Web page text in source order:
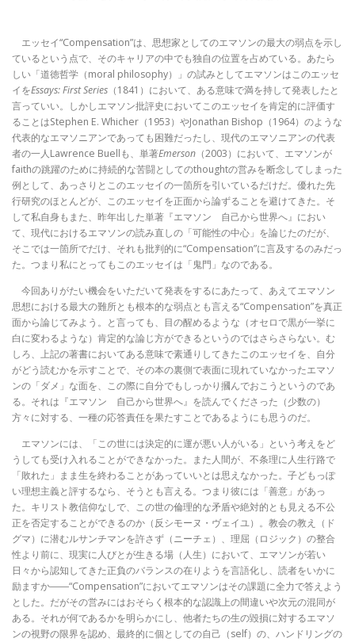
エッセイ“Compensation”は、思想家としてのエマソンの最大の弱点を示し
ているという点で、そのキャリアの中でも独自の位置を占めている。あたら
しい「道徳哲学（moral philosophy）」の試みとしてエマソンはこのエッセ
イをEssays: First Series （1841）において、ある意味で満を持して発表したと
言っていい。しかしエマソン批評史においてこのエッセイを肯定的に評価す
ることはStephen E. Whicher（1953）やJonathan Bishop（1964）のような
代表的なエマソニアンであっても困難だったし、現代のエマソニアンの代表
者の一人Lawrence Buellも、単著Emerson （2003）において、エマソンが
faithの跳躍のために持続的な苦闘としてのthoughtの営みを断念してしまった
例として、あっさりとこのエッセイの一箇所を引いているだけだ。優れた先
行研究のほとんどが、このエッセイを正面から論ずることを避けてきた。そ
して私自身もまた、昨年出した単著『エマソン 自己から世界へ』におい
て、現代におけるエマソンの読み直しの「可能性の中心」を論じたのだが、
そこでは一箇所でだけ、それも批判的に“Compensation”に言及するのみだっ
た。つまり私にとってもこのエッセイは「鬼門」なのである。
今回ありがたい機会をいただいて発表をするにあたって、あえてエマソン
思想における最大の難所とも根本的な弱点とも言える“Compensation”を真正
面から論じてみよう。と言っても、目の醒めるような（オセロで黒が一挙に
白に変わるような）肯定的な論じ方ができるというのではさらさらない。む
しろ、上記の著書においてある意味で素通りしてきたこのエッセイを、自分
がどう読むかを示すことで、その本の裏側で表面に現れていなかったエマソ
ンの「ダメ」な面を、この際に自分でもしっかり摑んでおこうというのであ
る。それは『エマソン 自己から世界へ』を読んでくださった（少数の）
方々に対する、一種の応答責任を果たすことであるようにも思うのだ。
エマソンには、「この世には決定的に運が悪い人がいる」という考えをど
うしても受け入れることができなかった。また人間が、不条理に人生行路で
「敗れた」まま生を終わることがあっていいとは思えなかった。子どもっぽ
い理想主義と評するなら、そうとも言える。つまり彼には「善意」があっ
た。キリスト教信仰なしで、この世の倫理的な矛盾や絶対的とも見える不公
正を否定することができるのか（反シモーヌ・ヴェイユ）。教会の教え（ド
グマ）に潜むルサンチマンを許さず（ニーチェ）、理屈（ロジック）の整合
性より前に、現実に人びとが生きる場（人生）において、エマソンが若い
日々から認知してきた正負のバランスの在りようを言語化し、読者をいかに
励ますか――“Compensation”においてエマソンはその課題に全力で答えよう
とした。だがその営みにはおそらく根本的な認識上の間違いや次元の混同が
ある。それが何であるかを明らかにし、他者たちの生の毀損に対するエマソ
ンの視野の限界を認め、最終的に個としての自己（self）の、ハンドリングの